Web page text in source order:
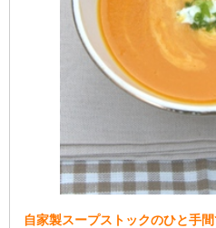
自家製スープストックのひと手